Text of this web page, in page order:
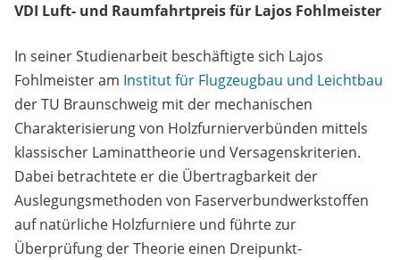
VDI Luft- und Raumfahrtpreis für Lajos Fohlmeister
In seiner Studienarbeit beschäftigte sich Lajos
Fohlmeister am Institut für Flugzeugbau und Leichtbau
der TU Braunschweig mit der mechanischen
Charakterisierung von Holzfurnierverbünden mittels
klassischer Laminattheorie und Versagenskriterien.
Dabei betrachtete er die Übertragbarkeit der
Auslegungsmethoden von Faserverbundwerkstoffen
auf natürliche Holzfurniere und führte zur
Überprüfung der Theorie einen Dreipunkt-